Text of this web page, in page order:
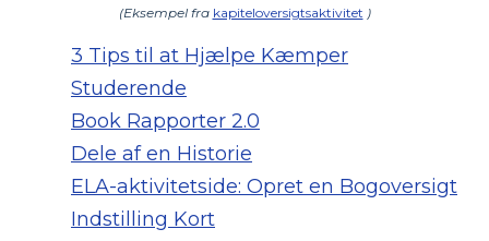
(Eksempel fra kapiteloversigtsaktivitet )
3 Tips til at Hjælpe Kæmper
Studerende
Book Rapporter 2.0
Dele af en Historie
ELA-aktivitetside: Opret en Bogoversigt
Indstilling Kort